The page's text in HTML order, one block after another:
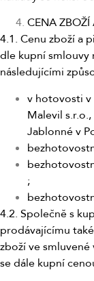
CENA ZBOŽÍ
4.1. Cenu zboží a
dle kupní smlouvy
následujícími
v hotovosti v
Malevil
Jablonné v
;
4.2. Společně s
prodávajícímu
zboží ve
se dále kupní